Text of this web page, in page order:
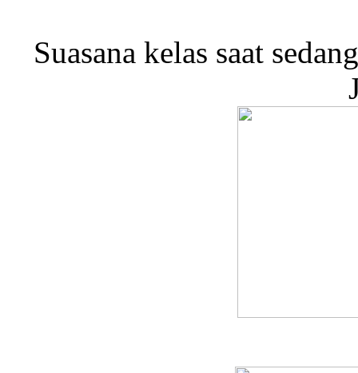
Suasana kelas saat